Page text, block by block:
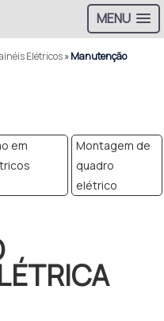
MENU
Elétricos»Manutenção
em
Montagem de
quadro
elétrico